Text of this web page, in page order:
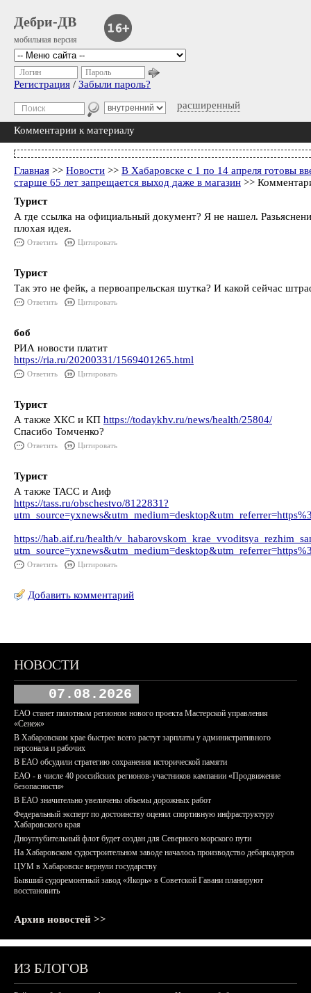
Дебри-ДВ
мобильная версия
расширенный
Логин Пароль
Регистрация / Забыли пароль?
Комментарии к материалу
Главная >> Новости >> В Хабаровске с 1 по 14 апреля готовы
старше 65 лет запрещается выход даже в магазин >>
Турист
А где ссылка на официальный документ? Я не нашел.
плохая идея.
Ответить Цитировать
Турист
Так это не фейк, а первоапрельская шутка? И какой сейчас
Ответить Цитировать
боб
РИА новости платит
https://ria.ru/20200331/1569401265.html
Ответить Цитировать
Турист
А также ХКС и КП https://todaykhv.ru/news/health/25804/
Спасибо Томченко?
Ответить Цитировать
Турист
А также ТАСС и Аиф
https://tass.ru/obschestvo/8122831?
https://hab.aif.ru/health/
Ответить Цитировать
Добавить комментарий
НОВОСТИ
07.08.2026
ЕАО станет пилотным регионом нового проекта Мастерской управления
«Сенеж»
В Хабаровском крае быстрее всего растут зарплаты у административного
персонала и рабочих
В ЕАО обсудили стратегию сохранения исторической памяти
ЕАО - в числе 40 российских регионов-участников кампании «Продвижение
безопасности»
В ЕАО значительно увеличены объемы дорожных работ
Федеральный эксперт по достоинству оценил спортивную инфраструктуру
Хабаровского края
Дноуглубительный флот будет создан для Северного морского пути
На Хабаровском судостроительном заводе началось производство дебаркадеров
ЦУМ в Хабаровске вернули государству
Бывший судоремонтный завод «Якорь» в Советской Гавани планируют
восстановить
Архив новостей >>
ИЗ БЛОГОВ